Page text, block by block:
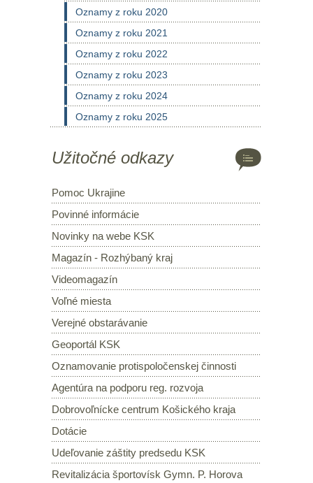
Oznamy z roku 2020
Oznamy z roku 2021
Oznamy z roku 2022
Oznamy z roku 2023
Oznamy z roku 2024
Oznamy z roku 2025
Užitočné odkazy
Pomoc Ukrajine
Povinné informácie
Novinky na webe KSK
Magazín - Rozhýbaný kraj
Videomagazín
Voľné miesta
Verejné obstarávanie
Geoportál KSK
Oznamovanie protispoločenskej činnosti
Agentúra na podporu reg. rozvoja
Dobrovoľnícke centrum Košického kraja
Dotácie
Udeľovanie záštity predsedu KSK
Revitalizácia športovísk Gymn. P. Horova